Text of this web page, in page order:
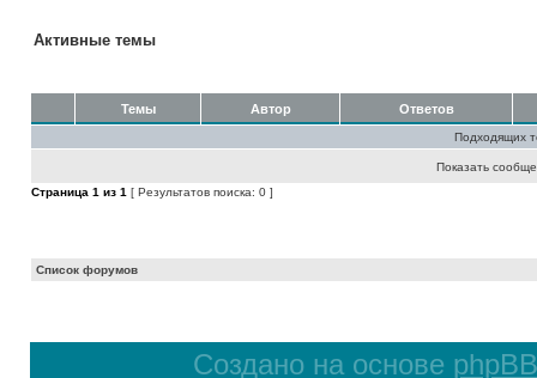
Активные темы
Темы Автор Ответов
Подходящих
Показать
Страница 1 из 1 [ Результатов поиска: 0 ]
Список форумов
Создано на основе phpBB